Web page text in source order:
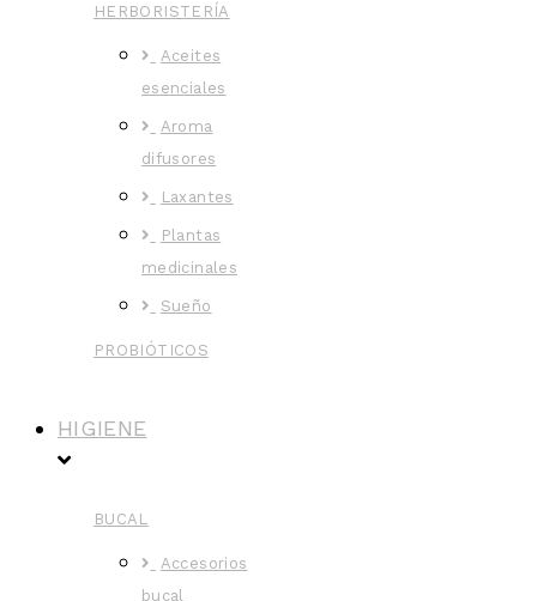
HERBORISTERÍA
Aceites
esenciales
Aroma
difusores
Laxantes
Plantas
medicinales
Sueño
PROBIÓTICOS
HIGIENE
BUCAL
Accesorios
bucal